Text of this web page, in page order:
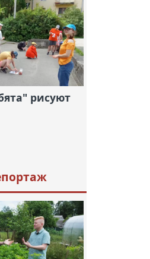
рисуют